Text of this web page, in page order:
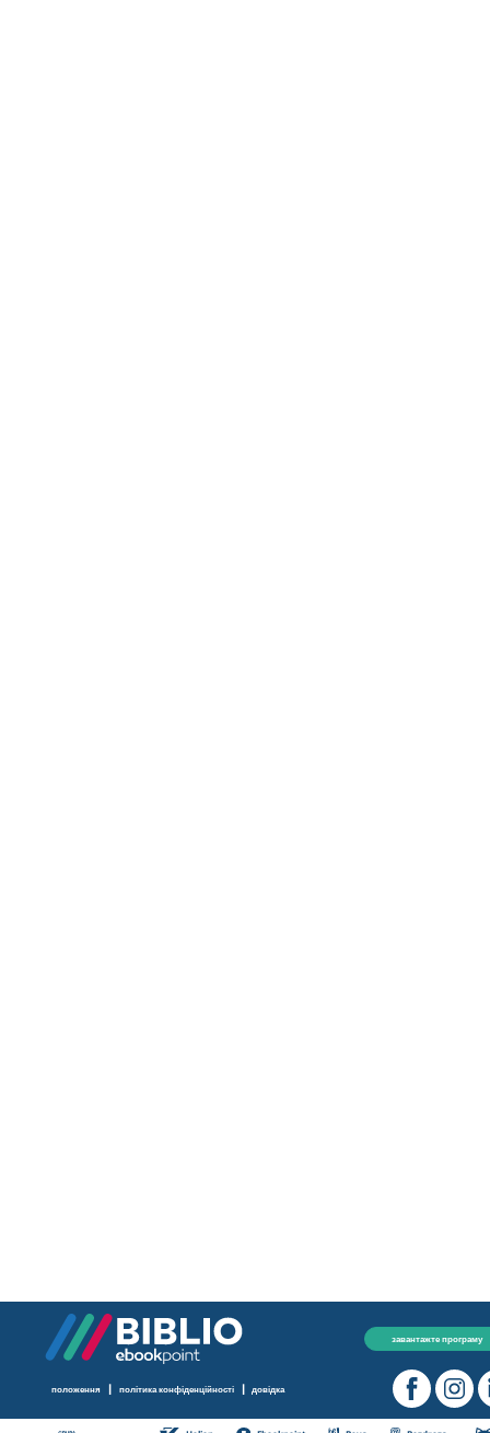
завантажте програму
положення | політика конфіденційності | довідка